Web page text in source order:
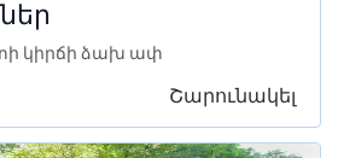
կիրճի ձախ ափ
Շարունակել